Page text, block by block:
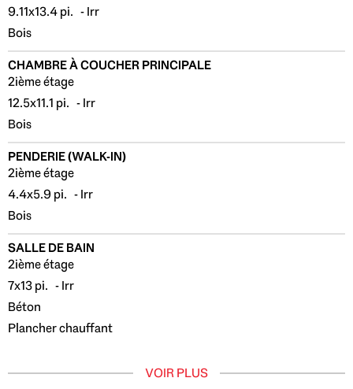
9.11x13.4 pi. - Irr
Bois
CHAMBRE À COUCHER PRINCIPALE
2ième étage
12.5x11.1 pi. - Irr
Bois
PENDERIE (WALK-IN)
2ième étage
4.4x5.9 pi. - Irr
Bois
SALLE DE BAIN
2ième étage
7x13 pi. - Irr
Béton
Plancher chauffant
VOIR PLUS